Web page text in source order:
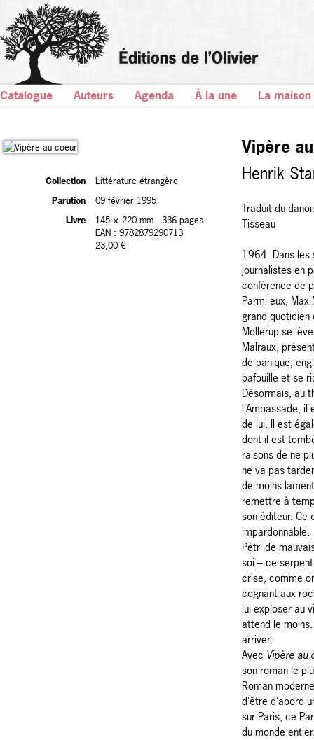
Catalogue Auteurs Agenda À la une La maison
Collection
Littérature étrangère
Parution
09 février 1995
Livre
145 × 220 mm
336 pages
EAN : 9782879290713
23,00 €
Vipère
Henrik
Traduit du
Tisseau
1964. Dans les
journalistes en
conférence de
Parmi eux,
grand
Mollerup se
Malraux,
de panique,
bafouille et se
Désormais, au
l'Ambassade, il
de lui. Il est
dont il est
raisons de ne
ne va pas
de moins
remettre à
son éditeur. Ce
impardonnable.
Pétri de
soi – ce
crise, comme
cognant aux
lui exploser au
attend le
arriver.
Avec Vipère au
son roman le
Roman
d'être d'abord
sur Paris, ce
du monde